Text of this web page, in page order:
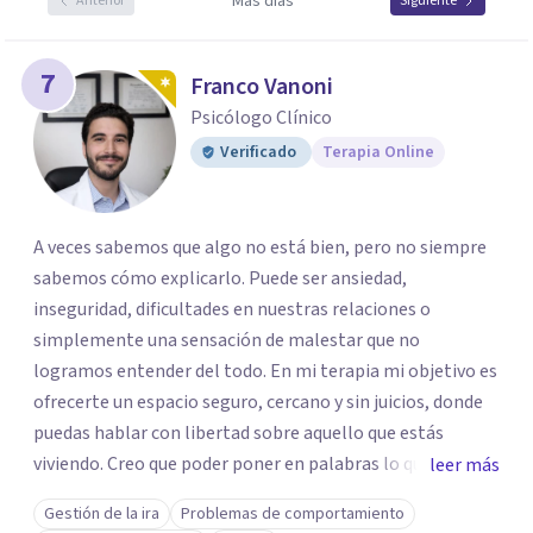
7 Franco Vanoni
Psicólogo Clínico
Verificado Terapia Online
A veces sabemos que algo no está bien, pero no siempre
sabemos cómo explicarlo. Puede ser ansiedad,
inseguridad, dificultades en nuestras relaciones o
simplemente una sensación de malestar que no
logramos entender del todo. En mi terapia mi objetivo es
ofrecerte un espacio seguro, cercano y sin juicios, donde
puedas hablar con libertad sobre aquello que estás
viviendo. Creo que poder poner en palabras lo que
sentimos puede ser un primer paso para empezar a
comprenderlo y trabajarlo desde un lugar donde cada
leer más
Gestión de la ira Problemas de comportamiento